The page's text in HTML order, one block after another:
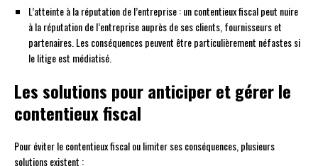
L’atteinte à la réputation de l’entreprise : un contentieux fiscal peut nuire
à la réputation de l’entreprise auprès de ses clients, fournisseurs et
partenaires. Les conséquences peuvent être particulièrement néfastes si
le litige est médiatisé.
Les solutions pour anticiper et gérer le
contentieux fiscal
Pour éviter le contentieux fiscal ou limiter ses conséquences, plusieurs
solutions existent :